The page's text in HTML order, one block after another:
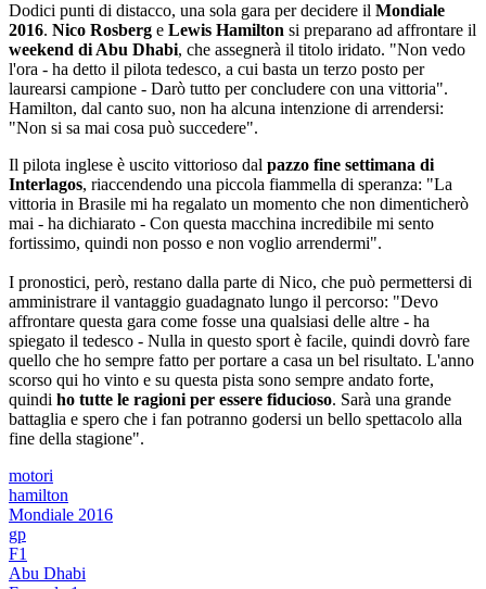
Dodici punti di distacco, una sola gara per decidere il Mondiale
2016. Nico Rosberg e Lewis Hamilton si preparano ad affrontare il
weekend di Abu Dhabi, che assegnerà il titolo iridato. "Non vedo
l'ora - ha detto il pilota tedesco, a cui basta un terzo posto per
laurearsi campione - Darò tutto per concludere con una vittoria".
Hamilton, dal canto suo, non ha alcuna intenzione di arrendersi:
"Non si sa mai cosa può succedere".
Il pilota inglese è uscito vittorioso dal pazzo fine settimana di
Interlagos, riaccendendo una piccola fiammella di speranza: "La
vittoria in Brasile mi ha regalato un momento che non dimenticherò
mai - ha dichiarato - Con questa macchina incredibile mi sento
fortissimo, quindi non posso e non voglio arrendermi".
I pronostici, però, restano dalla parte di Nico, che può permettersi di
amministrare il vantaggio guadagnato lungo il percorso: "Devo
affrontare questa gara come fosse una qualsiasi delle altre - ha
spiegato il tedesco - Nulla in questo sport è facile, quindi dovrò fare
quello che ho sempre fatto per portare a casa un bel risultato. L'anno
scorso qui ho vinto e su questa pista sono sempre andato forte,
quindi ho tutte le ragioni per essere fiducioso. Sarà una grande
battaglia e spero che i fan potranno godersi un bello spettacolo alla
fine della stagione".
motori
hamilton
Mondiale 2016
gp
F1
Abu Dhabi